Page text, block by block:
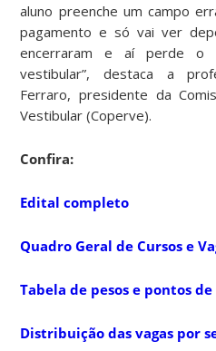
aluno preenche um campo
pagamento e só vai ver
encerraram e aí perde
vestibular”, destaca a
Ferraro, presidente da
Vestibular (Coperve).
Confira:
Edital completo
Quadro Geral de Cursos e
Tabela de pesos e pontos
Distribuição das vagas por